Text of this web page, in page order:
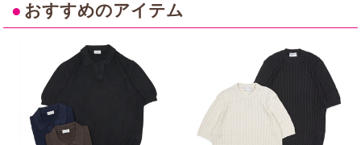
● おすすめのアイテム